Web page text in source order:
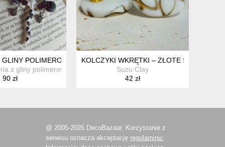
POLIMEROWEJ SMOKI Z KSIĘŻYCAMI
z gliny polimerowej
90 zł
KOLCZYKI WKRĘTKI – ZŁOTE SERCA –
Suzu Clay
42 zł
@ 2005-2026 DecoBazaar. Korzystanie z
serwisu oznacza akceptację regulaminu.